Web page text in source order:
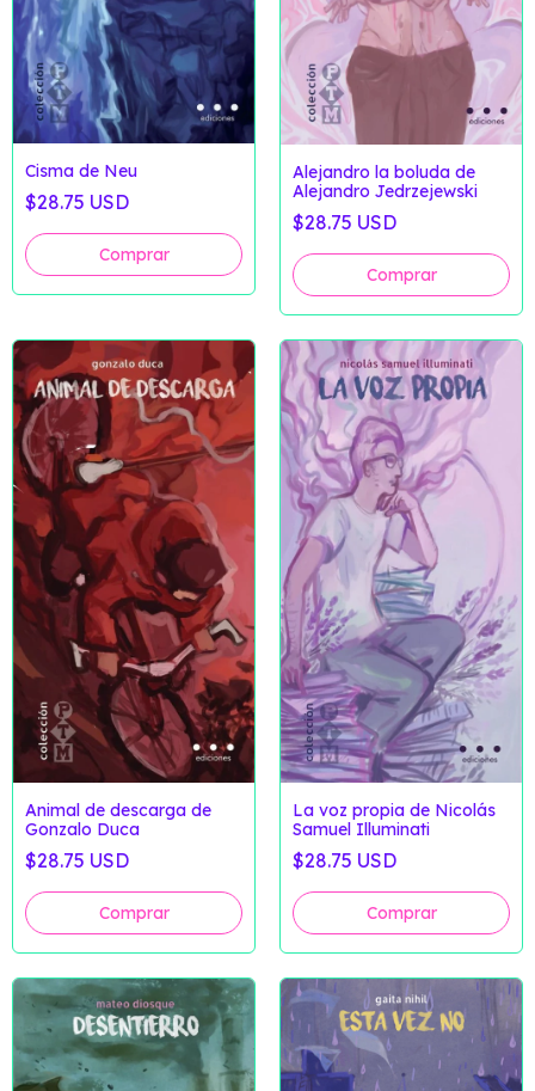
Cisma de Neu
$28.75 USD
Alejandro la boluda de
Alejandro Jedrzejewski
$28.75 USD
Animal de descarga de
Gonzalo Duca
$28.75 USD
La voz propia de Nicolás
Samuel Illuminati
$28.75 USD